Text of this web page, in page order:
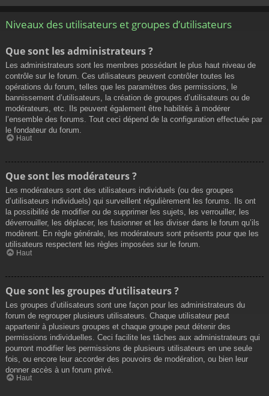
Niveaux des utilisateurs et groupes d’utilisateurs
Que sont les administrateurs ?
Les administrateurs sont les membres possédant le plus haut niveau de
contrôle sur le forum. Ces utilisateurs peuvent contrôler toutes les
opérations du forum, telles que les paramètres des permissions, le
bannissement d’utilisateurs, la création de groupes d’utilisateurs ou de
modérateurs, etc. Ils peuvent également être habilités à modérer
l’ensemble des forums. Tout ceci dépend de la configuration effectuée par
le fondateur du forum.
Haut
Que sont les modérateurs ?
Les modérateurs sont des utilisateurs individuels (ou des groupes
d’utilisateurs individuels) qui surveillent régulièrement les forums. Ils ont
la possibilité de modifier ou de supprimer les sujets, les verrouiller, les
déverrouiller, les déplacer, les fusionner et les diviser dans le forum qu’ils
modèrent. En règle générale, les modérateurs sont présents pour que les
utilisateurs respectent les règles imposées sur le forum.
Haut
Que sont les groupes d’utilisateurs ?
Les groupes d’utilisateurs sont une façon pour les administrateurs du
forum de regrouper plusieurs utilisateurs. Chaque utilisateur peut
appartenir à plusieurs groupes et chaque groupe peut détenir des
permissions individuelles. Ceci facilite les tâches aux administrateurs qui
pourront modifier les permissions de plusieurs utilisateurs en une seule
fois, ou encore leur accorder des pouvoirs de modération, ou bien leur
donner accès à un forum privé.
Haut